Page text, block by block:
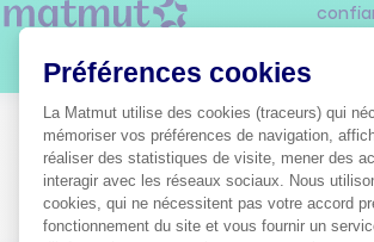
Préférences cookies
La Matmut utilise des cookies (traceurs) qui
mémoriser vos préférences de navigation,
réaliser des statistiques de visite, mener des
interagir avec les réseaux sociaux. Nous
cookies, qui ne nécessitent pas votre accord
fonctionnement du site et vous fournir un